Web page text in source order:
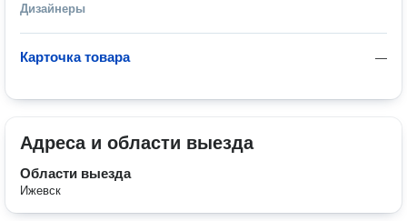
Дизайнеры
—
Карточка товара
Адреса и области выезда
Области выезда
Ижевск